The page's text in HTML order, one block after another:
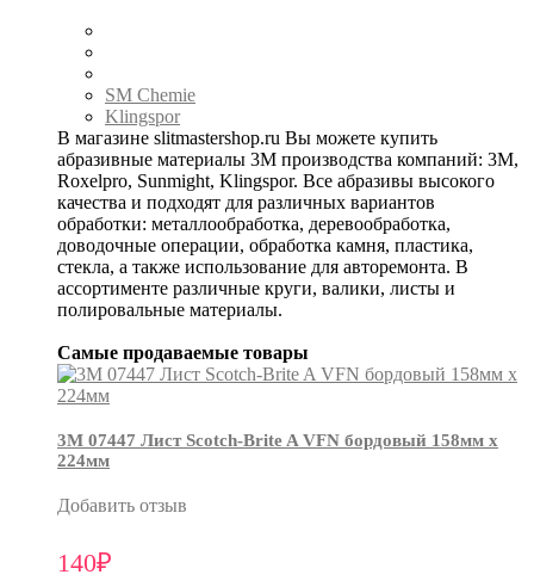
SM Chemie
Klingspor
В магазине slitmastershop.ru Вы можете купить
абразивные материалы 3М производства компаний: 3М,
Roxelpro, Sunmight, Klingspor. Все абразивы высокого
качества и подходят для различных вариантов
обработки: металлообработка, деревообработка,
доводочные операции, обработка камня, пластика,
стекла, а также использование для авторемонта. В
ассортименте различные круги, валики, листы и
полировальные материалы.
Самые продаваемые товары
3М 07447 Лист Scotch-Brite A VFN бордовый 158мм х
224мм
Добавить отзыв
140₽